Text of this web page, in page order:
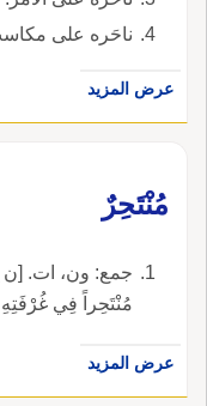
ناحَره على
عرض المزيد
مُنْتَحِرٌ
جمع: ون، ات. [ن
مُنْتَحِراً فِي
عرض المزيد